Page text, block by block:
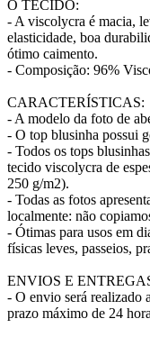
O TECIDO:
- A viscolycra é macia,
elasticidade, boa
ótimo caimento.
- Composição: 96%
CARACTERÍSTICAS:
- A modelo da foto de
- O top blusinha possui
- Todos os tops
tecido viscolycra de
250 g/m2).
- Todas as fotos
localmente: não
- Ótimas para usos em
físicas leves, passeios,
ENVIOS E
- O envio será realizado
prazo máximo de 24